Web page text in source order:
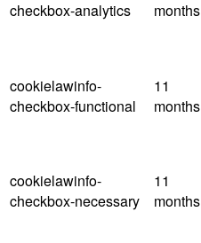
checkbox-analytics months
cookielawinfo-
checkbox-functional
11
months
cookielawinfo-
checkbox-necessary
11
months